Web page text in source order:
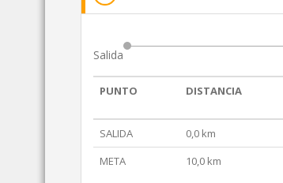
Salida
PUNTO DISTANCIA
SALIDA 0,0 km
META
10,0 km